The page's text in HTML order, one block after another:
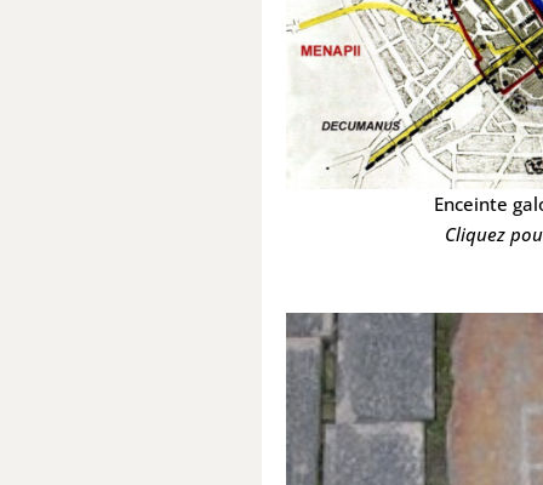
Enceinte
Cliquez